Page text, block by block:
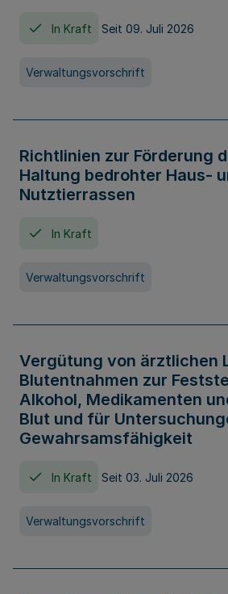
In Kraft Seit 09. Juli 2026
Verwaltungsvorschrift
Richtlinien zur Förderung
Haltung bedrohter Haus-
Nutztierrassen
In Kraft
Verwaltungsvorschrift
Vergütung von ärztlichen
Blutentnahmen zur
Alkohol, Medikamenten
Blut und für
Gewahrsamsfähigkeit
In Kraft Seit 03. Juli 2026
Verwaltungsvorschrift